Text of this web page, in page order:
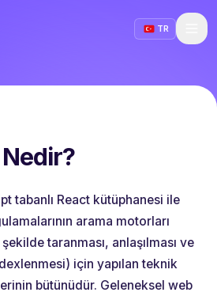
TR
tabanlı React kütüphanesi ile
arama motorları
taranması, anlaşılması ve
için yapılan teknik
bütünüdür. Geleneksel web